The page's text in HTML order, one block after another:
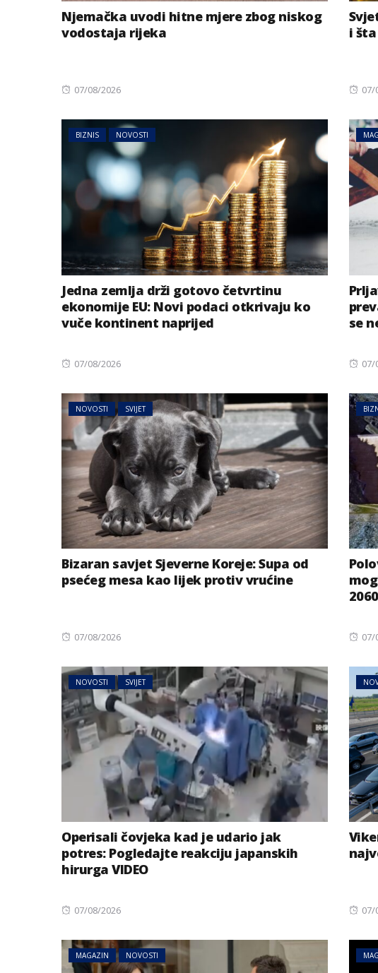
Njemačka uvodi hitne mjere zbog niskog
vodostaja rijeka
Posted
07/08/2026
i
07/
BIZNIS NOVOSTI
Jedna zemlja drži gotovo četvrtinu
ekonomije EU: Novi podaci otkrivaju ko
vuče kontinent naprijed
Posted
07/08/2026
se
07/
NOVOSTI SVIJET
Bizaran savjet Sjeverne Koreje: Supa od
psećeg mesa kao lijek protiv vrućine
Posted
07/08/2026 07/
NOVOSTI SVIJET
Operisali čovjeka kad je udario jak
potres: Pogledajte reakciju japanskih
hirurga VIDEO
Posted
07/08/2026 07/
MAGAZIN NOVOSTI